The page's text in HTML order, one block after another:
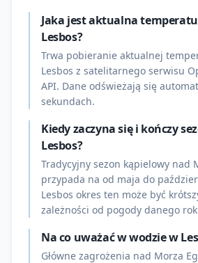
Jaka jest aktualna
Lesbos?
Trwa pobieranie aktualnej
Lesbos z satelitarnego serwisu
API. Dane odświeżają się
sekundach.
Kiedy zaczyna się i kończy
Lesbos?
Tradycyjny sezon kąpielowy nad
przypada na od maja do
Lesbos okres ten może być
zależności od pogody danego
Na co uważać w wodzie w
Główne zagrożenia nad Morza